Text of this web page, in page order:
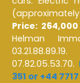
Price:
Helman
07.82.05.53.70.
351 or +44